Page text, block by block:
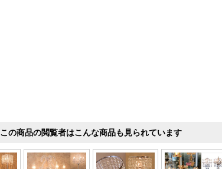
この商品の閲覧者はこんな商品も見られています